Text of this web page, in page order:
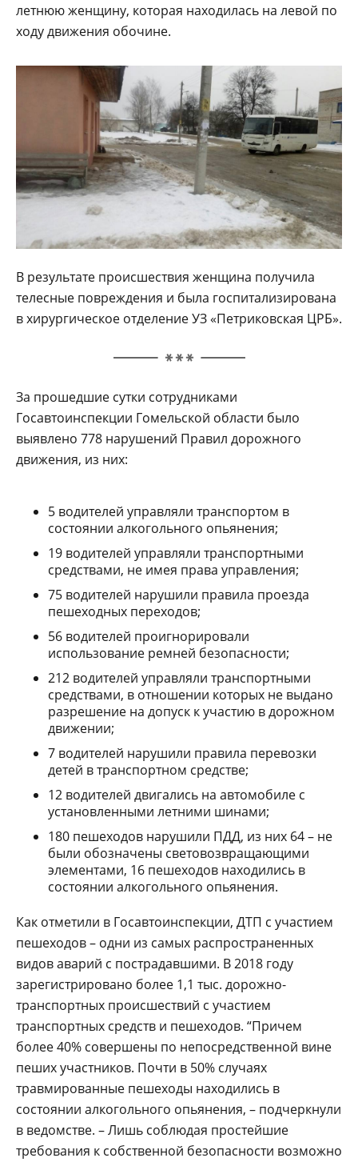
летнюю женщину, которая находилась на левой по
ходу движения обочине.
В результате происшествия женщина получила
телесные повреждения и была госпитализирована
в хирургическое отделение УЗ «Петриковская ЦРБ».
За прошедшие сутки сотрудниками
Госавтоинспекции Гомельской области было
выявлено 778 нарушений Правил дорожного
движения, из них:
5 водителей управляли транспортом в
состоянии алкогольного опьянения;
19 водителей управляли транспортными
средствами, не имея права управления;
75 водителей нарушили правила проезда
пешеходных переходов;
56 водителей проигнорировали
использование ремней безопасности;
212 водителей управляли транспортными
средствами, в отношении которых не выдано
разрешение на допуск к участию в дорожном
движении;
7 водителей нарушили правила перевозки
детей в транспортном средстве;
12 водителей двигались на автомобиле с
установленными летними шинами;
180 пешеходов нарушили ПДД, из них 64 – не
были обозначены световозвращающими
элементами, 16 пешеходов находились в
состоянии алкогольного опьянения.
Как отметили в Госавтоинспекции, ДТП с участием
пешеходов – одни из самых распространенных
видов аварий с пострадавшими. В 2018 году
зарегистрировано более 1,1 тыс. дорожно-
транспортных происшествий с участием
транспортных средств и пешеходов. “Причем
более 40% совершены по непосредственной вине
пеших участников. Почти в 50% случаях
травмированные пешеходы находились в
состоянии алкогольного опьянения, – подчеркнули
в ведомстве. – Лишь соблюдая простейшие
требования к собственной безопасности возможно